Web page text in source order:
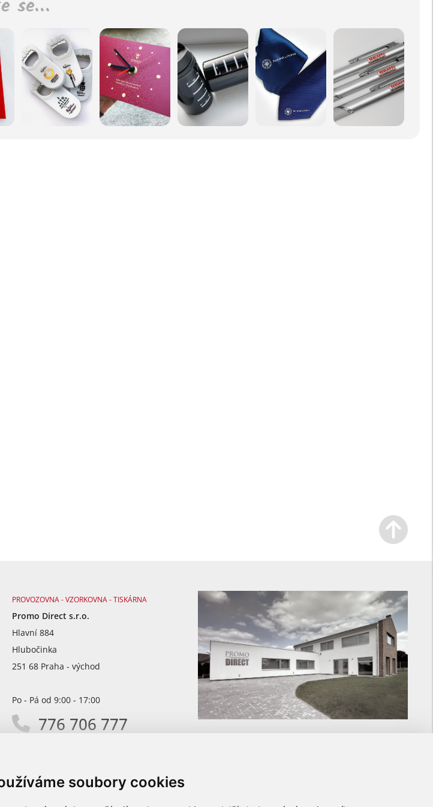
soubory cookies
se…
PROVOZOVNA - VZORKOVNA - TISKÁRNA
Promo Direct s.r.o.
Hlavní 884
Hlubočinka
251 68 Praha - východ
Po - Pá od 9:00 - 17:00
776 706 777